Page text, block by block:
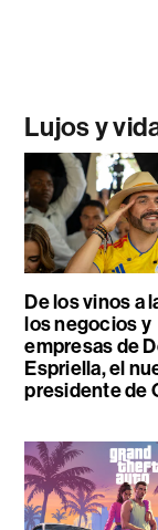
Lujos y
De los vinos a
los negocios y
empresas de
Espriella, el
presidente de